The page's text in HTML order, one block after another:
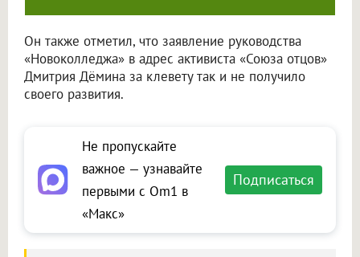
Он также отметил, что заявление руководства
«Новоколледжа» в адрес активиста «Союза отцов»
Дмитрия Дёмина за клевету так и не получило
своего развития.
Не пропускайте
важное — узнавайте
первыми с Om1 в
«Макс»
Подписаться